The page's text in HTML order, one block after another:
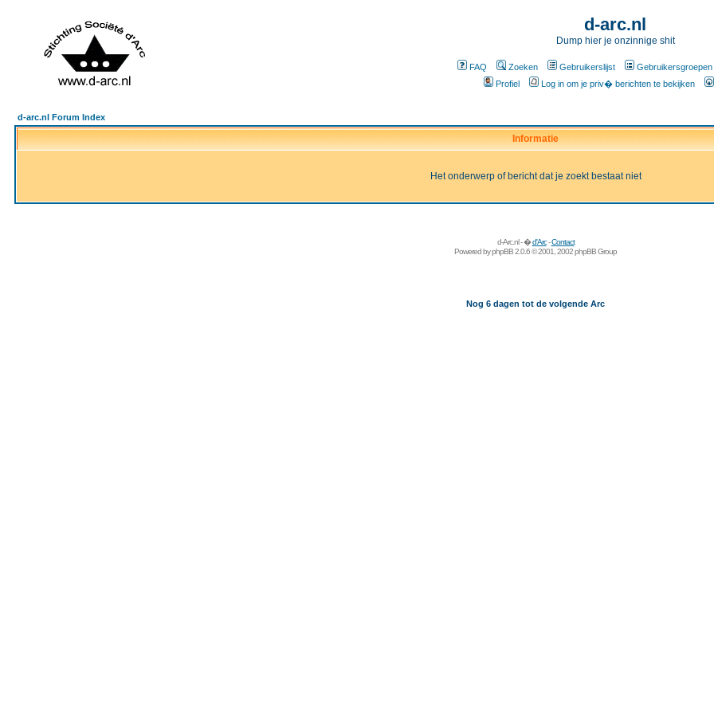
d-arc.nl
Dump hier je onzinnige shit
FAQ Zoeken Gebruikerslijst Gebruikersgroepen
Profiel
Log in om je priv� berichten te bekijken
d-arc.nl Forum Index
Informatie
Het onderwerp of bericht dat je zoekt bestaat niet
d-Arc.nl - �d'Arc-Contact
Powered byphpBB2.0.6 © 2001, 2002 phpBB Group
Nog 6 dagen tot de volgende Arc